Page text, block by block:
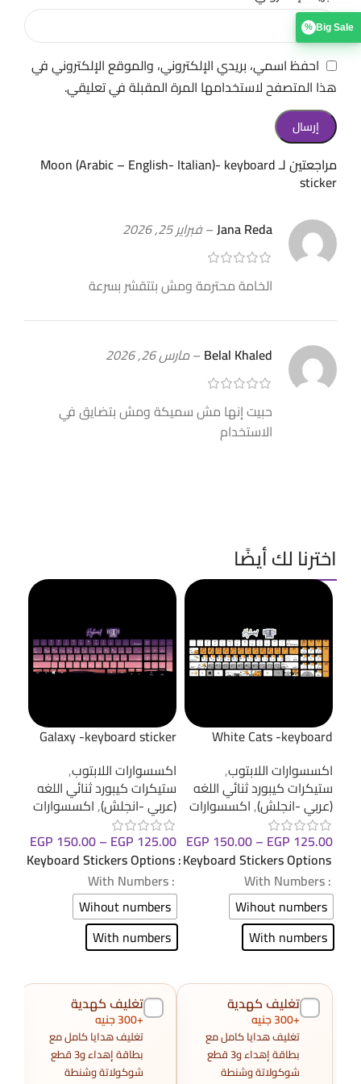
مراجعتين لـMoon (Arabic – English- Italian)- keyboard
sticker
Jana Reda
–فبراير 25, 2026
الخامة محترمة ومش بتتقشر بسرعة
Belal Khaled
–مارس 26, 2026
حبيت إنها مش سميكة ومش بتضايق في
الاستخدام
احفظ اسمي، بريدي الإلكتروني، والموقع الإلكتروني في
هذا المتصفح لاستخدامها المرة المقبلة في تعليقي.
اخترنا لك أيضًا
White Cats -keyboard
اكسسوارات اللابتوب,
ستيكرات كيبورد ثنائي اللغه
(عربي -انجلش),اكسسوارات
EGP 125.00
–
EGP 150.00
Keyboard Stickers Options
: With Numbers
Wihout numbers
With numbers
تغليف كهدية
+300 جنيه
تغليف هدايا كامل مع
بطاقة إهداء و3 قطع
شوكولاتة وشنطة
Galaxy -keyboard sticker
اكسسوارات اللابتوب,
ستيكرات كيبورد ثنائي اللغه
(عربي -انجلش),اكسسوارات
EGP 125.00
–
EGP 150.00
Keyboard Stickers Options
: With Numbers
Wihout numbers
With numbers
تغليف كهدية
+300 جنيه
تغليف هدايا كامل مع
بطاقة إهداء و3 قطع
شوكولاتة وشنطة
% Big Sale